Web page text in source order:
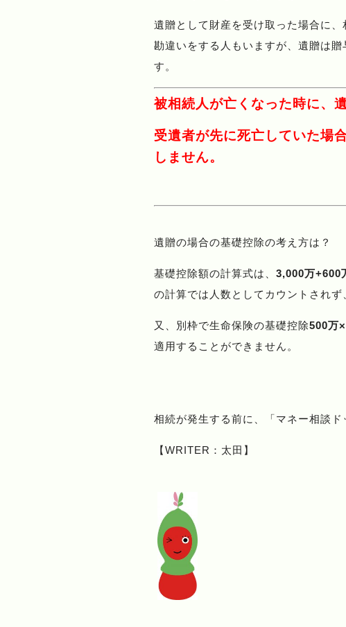
遺贈として財産を受け取った場合に
勘違いをする人もいますが、遺贈は
す。
被相続人が亡くなった時に、
受遺者が先に死亡していた場
しません。
遺贈の場合の基礎控除の考え方は？
基礎控除額の計算式は、 3,000万+600
の計算では人数としてカウントされ
又、別枠で生命保険の基礎控除500万
適用することができません。
相続が発生する前に、「マネー相談ド
【WRITER：太田】